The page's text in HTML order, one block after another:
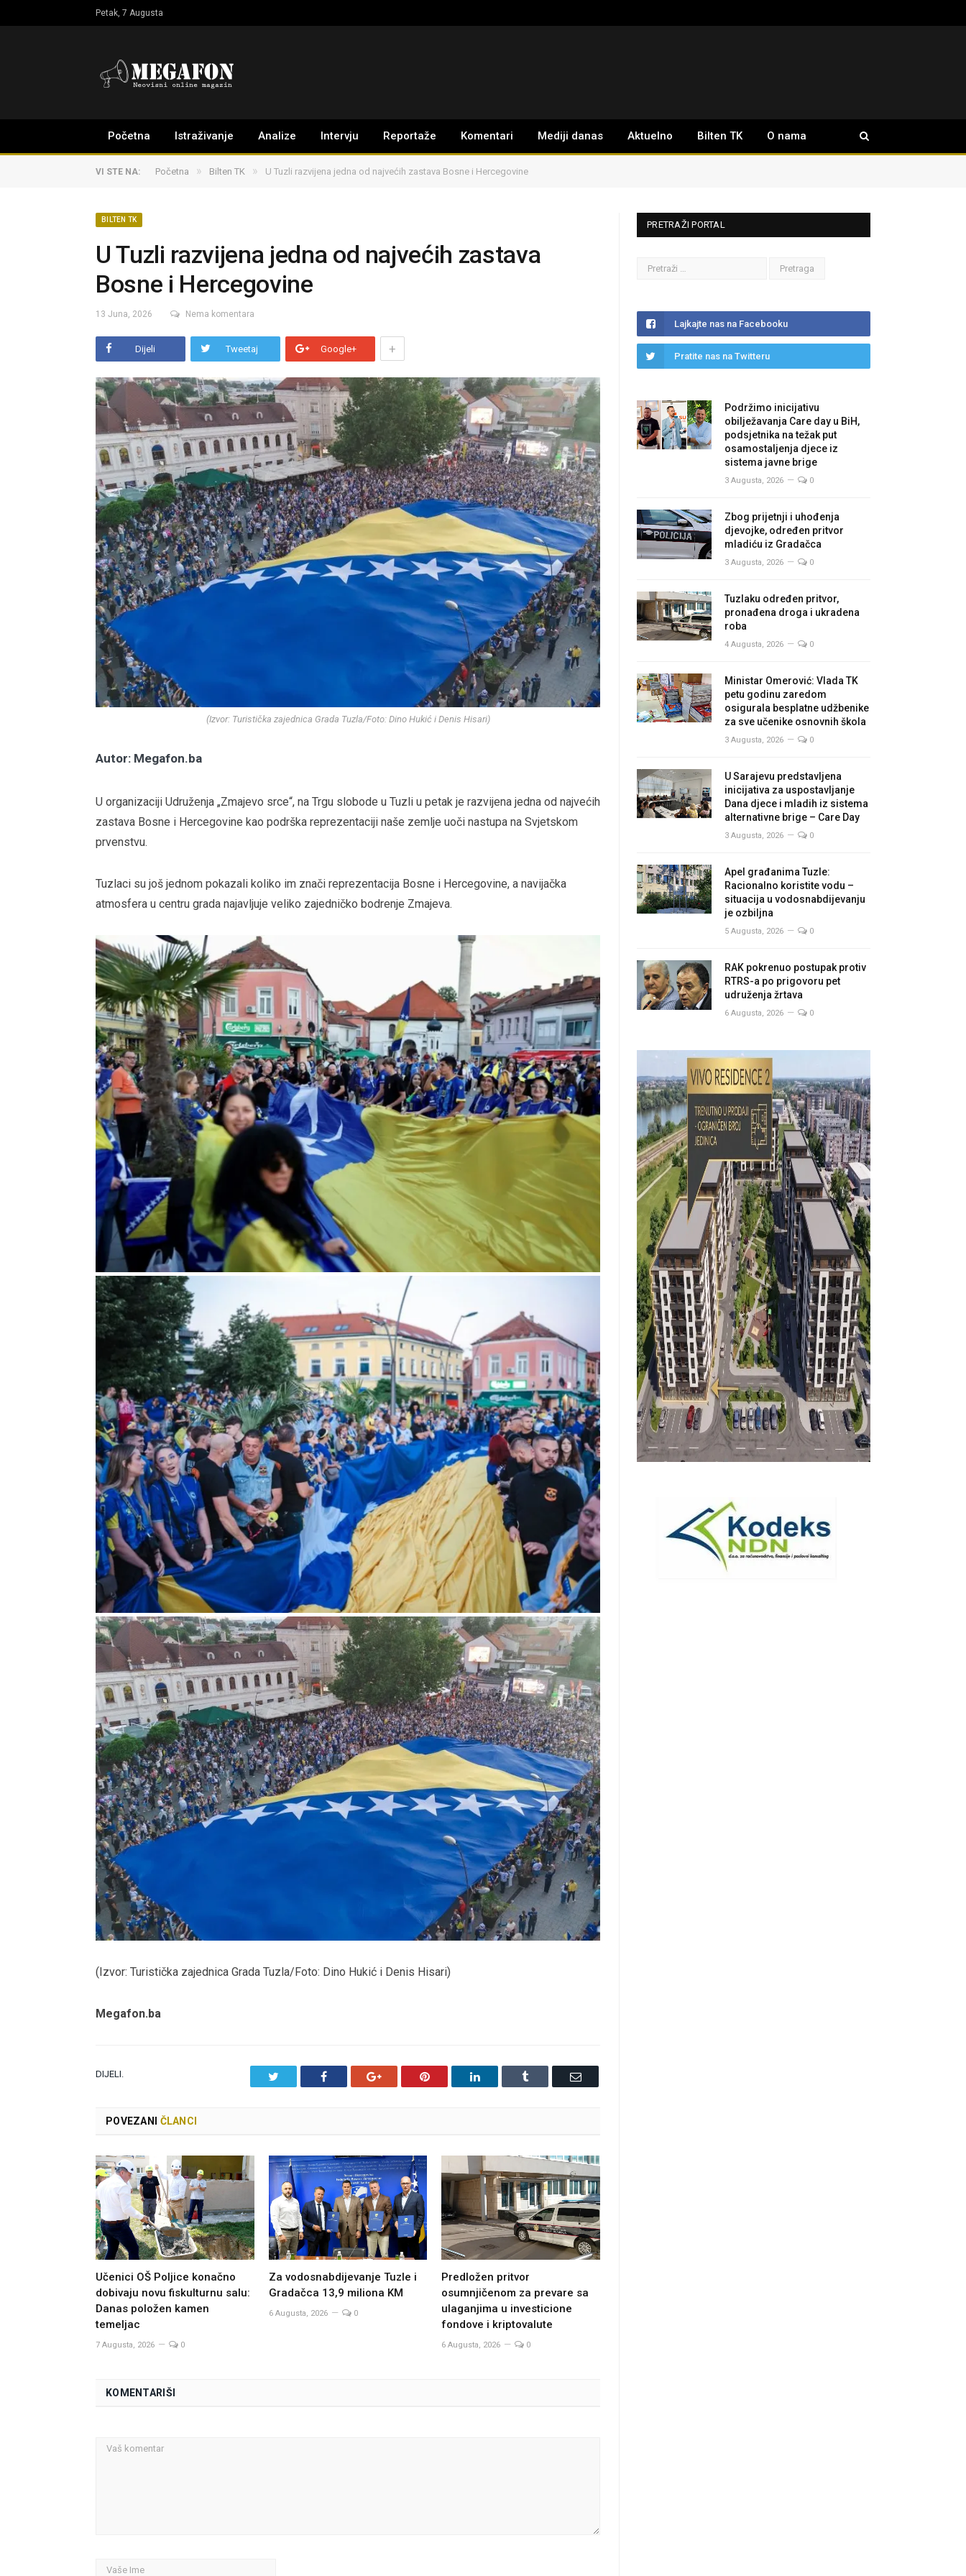
Petak, 7 Augusta
Početna Istraživanje Analize Intervju Reportaže Komentari Mediji danas Aktuelno Bilten TK O nama
VI STE NA: Početna » Bilten TK » U Tuzli razvijena jedna od najvećih zastava Bosne i Hercegovine
BILTEN TK
U Tuzli razvijena jedna od najvećih zastava
Bosne i Hercegovine
13 Juna, 2026 Nema komentara
Dijeli Tweetaj Google+ +
(Izvor: Turistička zajednica Grada Tuzla/Foto: Dino Hukić i Denis Hisari)
Autor: Megafon.ba
U organizaciji Udruženja „Zmajevo srce“, na Trgu slobode u Tuzli u petak je razvijena jedna od najvećih
zastava Bosne i Hercegovine kao podrška reprezentaciji naše zemlje uoči nastupa na Svjetskom
prvenstvu.
Tuzlaci su još jednom pokazali koliko im znači reprezentacija Bosne i Hercegovine, a navijačka
atmosfera u centru grada najavljuje veliko zajedničko bodrenje Zmajeva.
(Izvor: Turistička zajednica Grada Tuzla/Foto: Dino Hukić i Denis Hisari)
Megafon.ba
DIJELI. Facebook Google+ Pinterest LinkedIn Tumblr Email
POVEZANI ČLANCI
Učenici OŠ Poljice konačno
dobivaju novu fiskulturnu salu:
Danas položen kamen
temeljac
7 Augusta, 2026 0
Za vodosnabdijevanje Tuzle i
Gradačca 13,9 miliona KM
6 Augusta, 2026 0
Predložen pritvor
osumnjičenom za prevare sa
ulaganjima u investicione
fondove i kriptovalute
6 Augusta, 2026 0
KOMENTARIŠI
PRETRAŽI PORTAL
Lajkajte nas na Facebooku
Pratite nas na Twitteru
Podržimo inicijativu
obilježavanja Care day u BiH,
podsjetnika na težak put
osamostaljenja djece iz
sistema javne brige
3 Augusta, 2026 0
Zbog prijetnji i uhođenja
djevojke, određen pritvor
mladiću iz Gradačca
3 Augusta, 2026 0
Tuzlaku određen pritvor,
pronađena droga i ukradena
roba
4 Augusta, 2026 0
Ministar Omerović: Vlada TK
petu godinu zaredom
osigurala besplatne udžbenike
za sve učenike osnovnih škola
3 Augusta, 2026 0
U Sarajevu predstavljena
inicijativa za uspostavljanje
Dana djece i mladih iz sistema
alternativne brige – Care Day
3 Augusta, 2026 0
Apel građanima Tuzle:
Racionalno koristite vodu –
situacija u vodosnabdijevanju
je ozbiljna
5 Augusta, 2026 0
RAK pokrenuo postupak protiv
RTRS-a po prigovoru pet
udruženja žrtava
6 Augusta, 2026 0